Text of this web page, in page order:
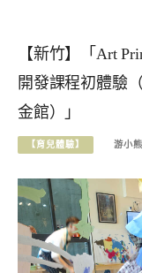
【新竹】「Art
開發課程初體驗
金館）」
【育兒體驗】 游小熊